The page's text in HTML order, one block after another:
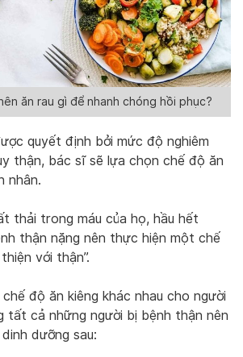
ăn rau gì để nhanh chóng hồi phục?
quyết định bởi mức độ nghiêm
thận, bác sĩ sẽ lựa chọn chế độ ăn
nhân.
thải trong máu của họ, hầu hết
thận nặng nên thực hiện một chế
với thận”.
độ ăn kiêng khác nhau cho người
tất cả những người bị bệnh thận nên
dưỡng sau: